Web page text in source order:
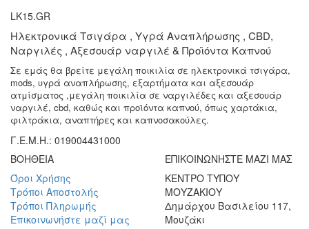
LK15.GR
Ηλεκτρονικά Τσιγάρα , Υγρά Αναπλήρωσης , CBD,
Ναργιλές , Αξεσουάρ ναργιλέ & Προϊόντα Καπνού
Σε εμάς θα βρείτε μεγάλη ποικιλία σε ηλεκτρονικά τσιγάρα,
mods, υγρά αναπλήρωσης, εξαρτήματα και αξεσουάρ
ατμίσματος ,μεγάλη ποικιλία σε ναργιλέδες και αξεσουάρ
ναργιλέ, cbd, καθώς και προϊόντα καπνού, όπως χαρτάκια,
φιλτράκια, αναπτήρες και καπνοσακούλες.
Γ.Ε.Μ.Η.: 019004431000
ΒΟΗΘΕΙΑ
Όροι Χρήσης
Τρόποι Αποστολής
Τρόποι Πληρωμής
Επικοινωνήστε μαζί μας
ΕΠΙΚΟΙΝΩΝΗΣΤΕ ΜΑΖΙ ΜΑΣ
ΚΕΝΤΡΟ ΤΥΠΟΥ
ΜΟΥΖΑΚΙΟΥ
Δημάρχου Βασιλείου 117,
Μουζάκι